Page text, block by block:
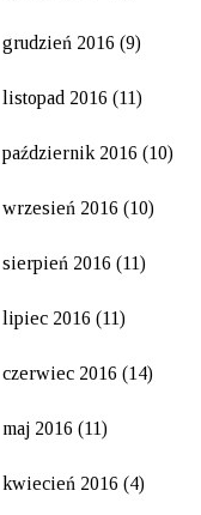
grudzień 2016 (9)
listopad 2016 (11)
październik 2016 (10)
wrzesień 2016 (10)
sierpień 2016 (11)
lipiec 2016 (11)
czerwiec 2016 (14)
maj 2016 (11)
kwiecień 2016 (4)